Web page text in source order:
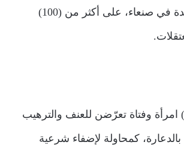
كما كشفت مصادر حقوقية عن تكتم مكتب مفوضية حقوق الإنسان التابع للأمم المتحدة في صنعاء، على أكثر من (100)
وحسب فريق الخبراء الدوليين البارزين المكلفين بملف اليمن، فإن ما يزيد على (300) امرأة وفتاة تعرّضن للعنف والترهيب
كمحاولة لإضفاء شرعية